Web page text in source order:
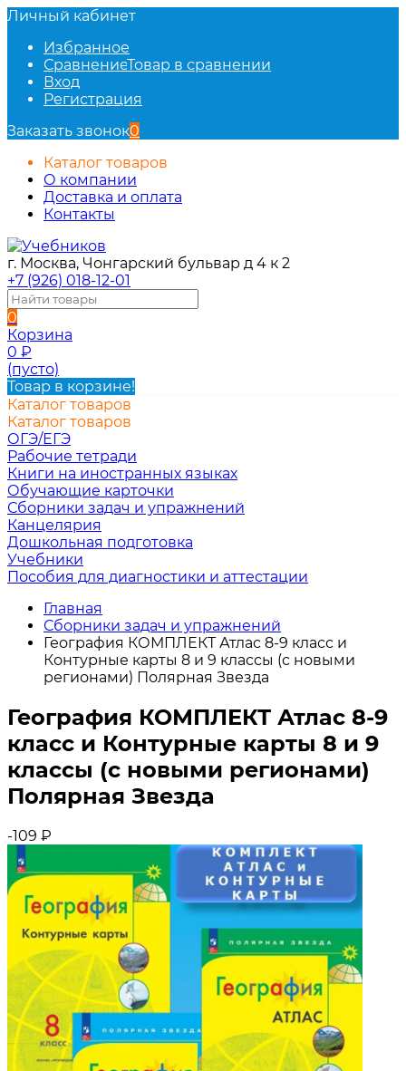
Личный кабинет
Избранное
СравнениеТовар в сравнении
Вход
Регистрация
Заказать звонок0
Каталог товаров
О компании
Доставка и оплата
Контакты
г. Москва, Чонгарский бульвар д 4 к 2
+7 (926) 018-12-01
0
Корзина
0 ₽
(пусто)
Товар в корзине!
Каталог товаров
Каталог товаров
ОГЭ/ЕГЭ
Рабочие тетради
Книги на иностранных языках
Обучающие карточки
Сборники задач и упражнений
Канцелярия
Дошкольная подготовка
Учебники
Пособия для диагностики и аттестации
Главная
Сборники задач и упражнений
География КОМПЛЕКТ Атлас 8-9 класс и
Контурные карты 8 и 9 классы (с новыми
регионами) Полярная Звезда
География КОМПЛЕКТ Атлас 8-9
класс и Контурные карты 8 и 9
классы (с новыми регионами)
Полярная Звезда
-109 ₽